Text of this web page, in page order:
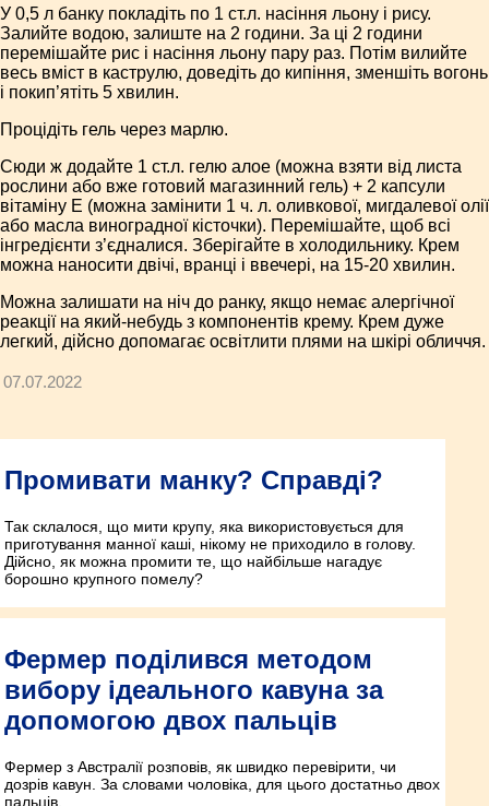
У 0,5 л банку покладіть по 1 ст.л. насіння льону і рису.
Залийте водою, залиште на 2 години. За ці 2 години
перемішайте рис і насіння льону пару раз. Потім вилийте
весь вміст в каструлю, доведіть до кипіння, зменшіть вогонь
і покип’ятіть 5 хвилин.
Процідіть гель через марлю.
Сюди ж додайте 1 ст.л. гелю алое (можна взяти від листа
рослини або вже готовий магазинний гель) + 2 капсули
вітаміну E (можна замінити 1 ч. л. оливкової, мигдалевої олії
або масла виноградної кісточки). Перемішайте, щоб всі
інгредієнти з’єдналися. Зберігайте в холодильнику. Крем
можна наносити двічі, вранці і ввечері, на 15-20 хвилин.
Можна залишати на ніч до ранку, якщо немає алергічної
реакції на який-небудь з компонентів крему. Крем дуже
легкий, дійсно допомагає освітлити плями на шкірі обличчя.
07.07.2022
Промивати манку? Справді?
Так склалося, що мити крупу, яка використовується для
приготування манної каші, нікому не приходило в голову.
Дійсно, як можна промити те, що найбільше нагадує
борошно крупного помелу?
Фермер поділився методом
вибору ідеального кавуна за
допомогою двох пальців
Фермер з Австралії розповів, як швидко перевірити, чи
дозрів кавун. За словами чоловіка, для цього достатньо двох
пальців.